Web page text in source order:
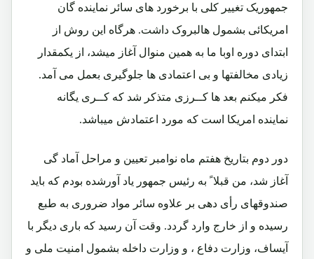
جمهوریک تغییر کلی با برخورد های سائر نماینده گان
امریکائی بشمول هالبروک داشت. هرگاه این روش از
ابتدای دوره اوبا ما به همین منوال آغاز میشد، از یکمقدار
زیادی مخالفتها و بی اعتمادی ها جلوگیری بعمل می آمد.
فکر میکنم بعد ها کــرزی متذکر شد که کــری یگانه
نماینده امریکا است که مورد اعتمادش میباشد.
دور دوم بتاریخ هفتم ماه نوامبر تعیین و مراحل آماد گی
آغاز شد، من قبلا ً به رئیس جمهور یاد آورشده بودم که باید
صندوقهای رأی دهی بر علاوه سائر مواد ضروری به طبع
رسیده و از خارج وارد گردد. وقت آن رسید که باری دیگر با
آیساف، وزارت دفاع ، و وزارت داخله بشمول امنیت ملی و